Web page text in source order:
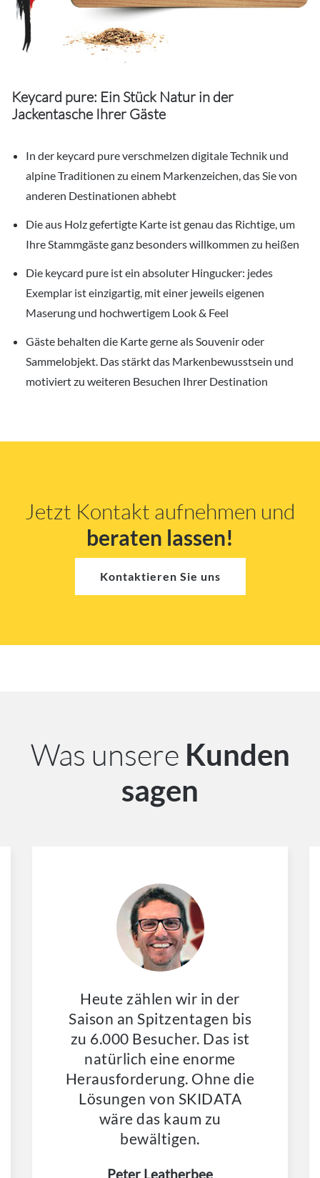
Keycard pure: Ein Stück Natur in der
Jackentasche Ihrer Gäste
In der keycard pure verschmelzen digitale Technik und
alpine Traditionen zu einem Markenzeichen, das Sie von
anderen Destinationen abhebt
Die aus Holz gefertigte Karte ist genau das Richtige, um
Ihre Stammgäste ganz besonders willkommen zu heißen
Die keycard pure ist ein absoluter Hingucker: jedes
Exemplar ist einzigartig, mit einer jeweils eigenen
Maserung und hochwertigem Look & Feel
Gäste behalten die Karte gerne als Souvenir oder
Sammelobjekt. Das stärkt das Markenbewusstsein und
motiviert zu weiteren Besuchen Ihrer Destination
Jetzt Kontakt aufnehmen und
beraten lassen!
Kontaktieren Sie uns
Was unsere Kunden
sagen
Heute zählen wir in der
Saison an Spitzentagen bis
zu 6.000 Besucher. Das ist
natürlich eine enorme
Herausforderung. Ohne die
Lösungen von SKIDATA
wäre das kaum zu
bewältigen.
Peter Leatherbee